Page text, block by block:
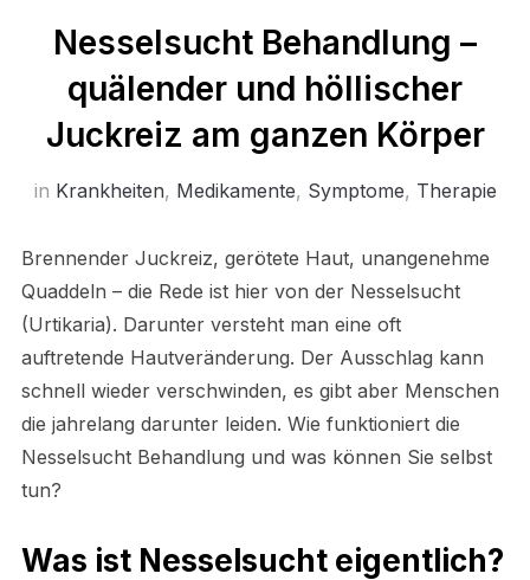
Nesselsucht Behandlung –
quälender und höllischer
Juckreiz am ganzen Körper
in Krankheiten, Medikamente, Symptome, Therapie
Brennender Juckreiz, gerötete Haut, unangenehme
Quaddeln – die Rede ist hier von der Nesselsucht
(Urtikaria). Darunter versteht man eine oft
auftretende Hautveränderung. Der Ausschlag kann
schnell wieder verschwinden, es gibt aber Menschen
die jahrelang darunter leiden. Wie funktioniert die
Nesselsucht Behandlung und was können Sie selbst
tun?
Was ist Nesselsucht eigentlich?